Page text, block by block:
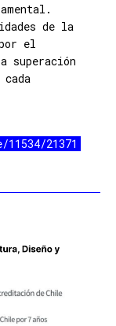
de la
el
superación
21371